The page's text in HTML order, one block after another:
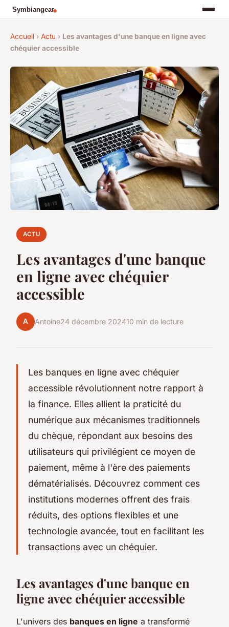
Accueil › Actu › Les avantages d'une banque en ligne avec
chéquier accessible
ACTU
Les avantages d'une banque
en ligne avec chéquier
accessible
A Antoine24 décembre 202410 min de lecture
Les banques en ligne avec chéquier
accessible révolutionnent notre rapport à
la finance. Elles allient la praticité du
numérique aux mécanismes traditionnels
du chèque, répondant aux besoins des
utilisateurs qui privilégient ce moyen de
paiement, même à l'ère des paiements
dématérialisés. Découvrez comment ces
institutions modernes offrent des frais
réduits, des options flexibles et une
technologie avancée, tout en facilitant les
transactions avec un chéquier.
Les avantages d'une banque en
ligne avec chéquier accessible
L'univers des banques en ligne a transformé